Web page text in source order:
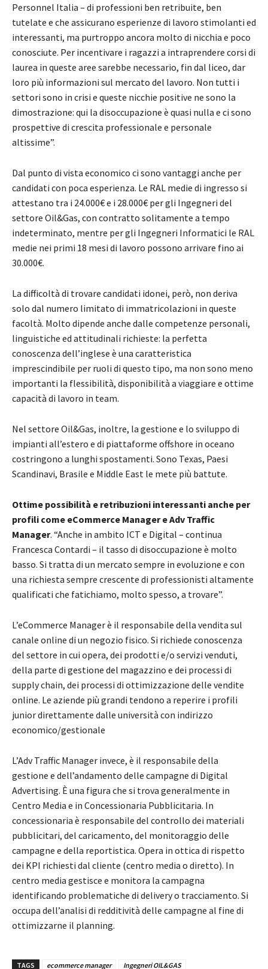
Personnel Italia – di professioni ben retribuite, ben
tutelate e che assicurano esperienze di lavoro stimolanti ed
interessanti, ma purtroppo ancora molto di nicchia e poco
conosciute. Per incentivare i ragazzi a intraprendere corsi di
laurea in queste aree sarebbe necessario, fin dal liceo, dar
loro più informazioni sul mercato del lavoro. Non tutti i
settori sono in crisi e queste nicchie positive ne sono la
dimostrazione: qui la disoccupazione è quasi nulla e ci sono
prospettive di crescita professionale e personale
altissime”.
Dal punto di vista economico ci sono vantaggi anche per
candidati con poca esperienza. Le RAL medie di ingresso si
attestano tra i 24.000€ e i 28.000€ per gli Ingegneri del
settore Oil&Gas, con contratto solitamente a tempo
indeterminato, mentre per gli Ingegneri Informatici le RAL
medie nei primi 18 mesi di lavoro possono arrivare fino ai
30.000€.
La difficoltà di trovare candidati idonei, però, non deriva
solo dal numero limitato di immatricolazioni in queste
facoltà. Molto dipende anche dalle competenze personali,
linguistiche ed attitudinali richieste: la perfetta
conoscenza dell’inglese è una caratteristica
imprescindibile per ruoli di questo tipo, ma non sono meno
importanti la flessibilità, disponibilità a viaggiare e ottime
capacità di lavoro in team.
Nel settore Oil&Gas, inoltre, la gestione e lo sviluppo di
impianti all’estero e di piattaforme offshore in oceano
costringono a lunghi spostamenti. Sono Texas, Paesi
Scandinavi, Brasile e Middle East le mete più battute.
Ottime possibilità e retribuzioni interessanti anche per
profili come eCommerce Manager e Adv Traffic
Manager. “Anche in ambito ICT e Digital – continua
Francesca Contardi – il tasso di disoccupazione è molto
basso. Si tratta di un mercato sempre in evoluzione e con
una richiesta sempre crescente di professionisti altamente
qualificati che fatichiamo, molto spesso, a trovare”.
L’eCommerce Manager è il responsabile della vendita sul
canale online di un negozio fisico. Si richiede conoscenza
del settore in cui opera, dei prodotti e/o servizi venduti,
della parte di gestione del magazzino e dei processi di
supply chain, dei processi di ottimizzazione delle vendite
online. Le aziende più grandi tendono a reperire i profili
junior direttamente dalle università con indirizzo
economico/gestionale
L’Adv Traffic Manager invece, è il responsabile della
gestione e dell’andamento delle campagne di Digital
Advertising. È una figura che si trova generalmente in
Centro Media e in Concessionaria Pubblicitaria. In
concessionaria è responsabile del controllo dei materiali
pubblicitari, del caricamento, del monitoraggio delle
campagne e della reportistica. Opera in ottica di rispetto
dei KPI richiesti dal cliente (centro media o diretto). In
centro media gestisce e monitora la campagna
identificando problematiche di delivery o tracciamento. Si
occupa dell’analisi di redditività delle campagne al fine di
ottimizzarne il planning.
TAGS ecommerce manager Ingegneri OIL&GAS